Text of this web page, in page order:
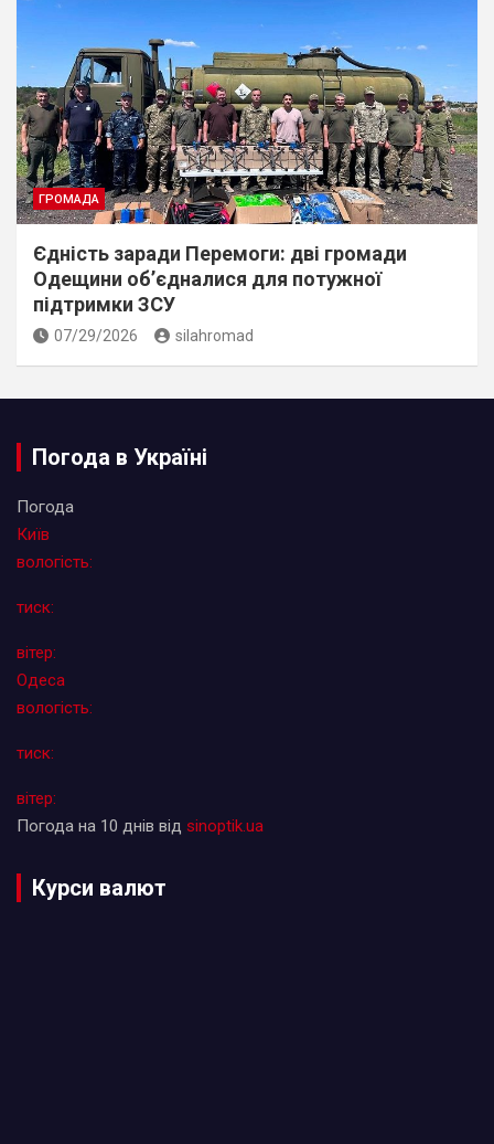
ГРОМАДА
Єдність заради Перемоги: дві громади
Одещини об’єдналися для потужної
підтримки ЗСУ
07/29/2026 silahromad
Погода в Україні
Погода
Київ
вологість:
тиск:
вітер:
Одеса
вологість:
тиск:
вітер:
Погода на 10 днів від sinoptik.ua
Курси валют